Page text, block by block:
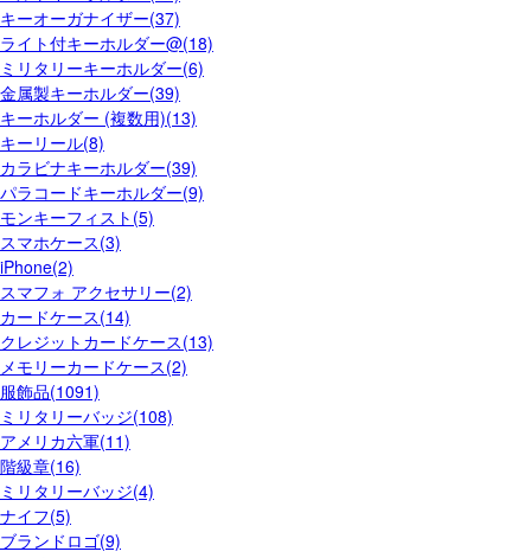
キーオーガナイザー(37)
ライト付キーホルダー@(18)
ミリタリーキーホルダー(6)
金属製キーホルダー(39)
キーホルダー (複数用)(13)
キーリール(8)
カラビナキーホルダー(39)
パラコードキーホルダー(9)
モンキーフィスト(5)
スマホケース(3)
iPhone(2)
スマフォ アクセサリー(2)
カードケース(14)
クレジットカードケース(13)
メモリーカードケース(2)
服飾品(1091)
ミリタリーバッジ(108)
アメリカ六軍(11)
階級章(16)
ミリタリーバッジ(4)
ナイフ(5)
ブランドロゴ(9)